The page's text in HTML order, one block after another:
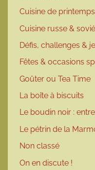
Cuisine de printemps
Cuisine russe &
Défis, challenges &
Fêtes & occasions
Goûter ou Tea Time
La boîte à biscuits
Le boudin noir :
Le pétrin de la
Non classé
On en discute !